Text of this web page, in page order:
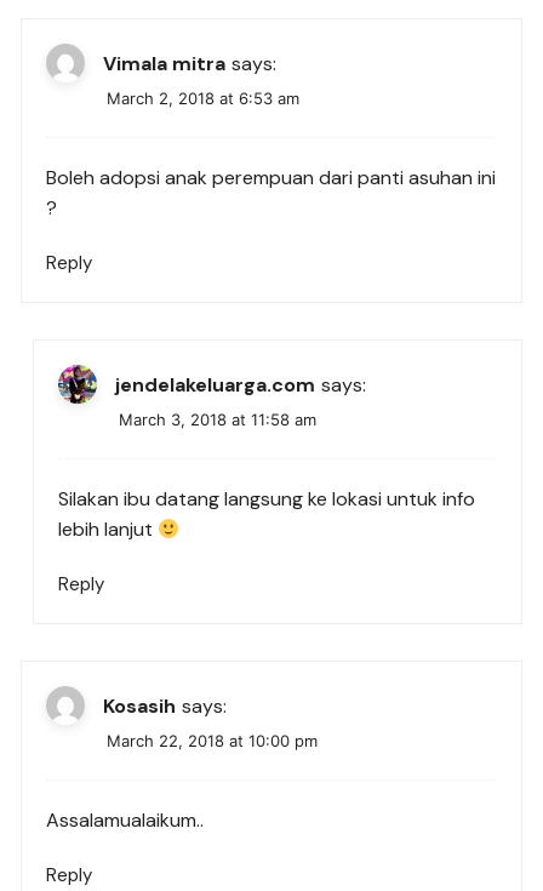
Vimala mitra says:
March 2, 2018 at 6:53 am
Boleh adopsi anak perempuan dari panti asuhan ini
?
Reply
jendelakeluarga.com says:
March 3, 2018 at 11:58 am
Silakan ibu datang langsung ke lokasi untuk info
lebih lanjut
Reply
Kosasih says:
March 22, 2018 at 10:00 pm
Assalamualaikum..
Reply